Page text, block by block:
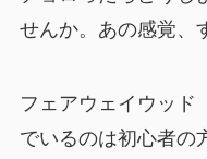
せんか。あの感覚、
フェアウェイウッド
でいるのは初心者の